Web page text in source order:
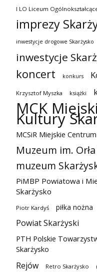
I LO Liceum
imprezy
inwestycje drogowe Skarżysko
inwestycje
koncert konkurs
Krzysztof Myszka książki
MCK
Kultury
MCSiR Miejskie
Muzeum im.
muzeum
PiMBP Powiatowa i
Skarżysko
Piotr Kardyś piłka nożna
Powiat Skarżyski
PTH Polskie
Skarżysko
Rejów Retro Skarżysko